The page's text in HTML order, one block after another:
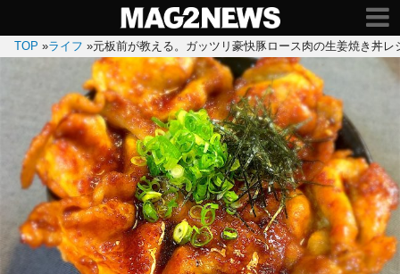
TOP »ライフ »元板前が教える。ガッツリ豪快豚ロース肉の生姜焼き丼レ